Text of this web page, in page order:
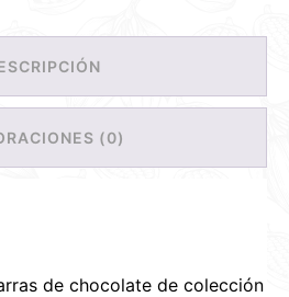
(0)
de chocolate de colección